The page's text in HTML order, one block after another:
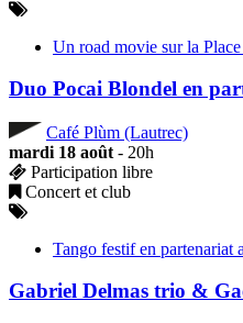
Un road movie sur la
Duo Pocai Blondel en
Café Plùm (Lautrec)
mardi 18 août - 20h
Participation libre
Concert et club
Tango festif en partenariat
Gabriel Delmas trio &